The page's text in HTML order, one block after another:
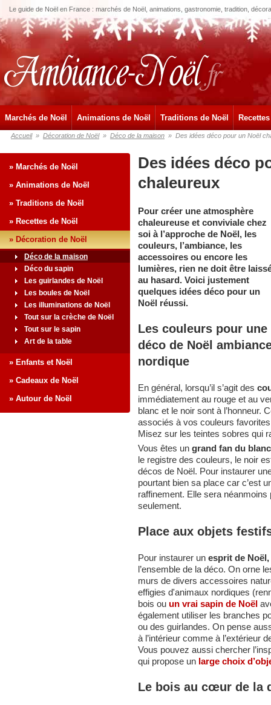
Le guide de Noël en France : marchés de Noël, animations, gastronomie, tradition,
Marchés de Noël Animations de Noël Traditions de Noël
Accueil » Décoration de Noël » Déco de la maison » Des idées déco pour un Noël
Des idées déco
chaleureux
Pour créer une atmosphère
chaleureuse et conviviale chez
soi à l’approche de Noël, les
couleurs, l’ambiance, les
accessoires ou encore les
lumières, rien ne doit être
au hasard. Voici justement
quelques idées déco pour un
Noël réussi.
Les couleurs pour une
déco de Noël
nordique
En général, lorsqu’il s’agit des
immédiatement au rouge et au
blanc et le noir sont à l’honneur.
associés à vos couleurs
Misez sur les teintes sobres qui
Vous êtes un grand fan du blanc
le registre des couleurs, le noir
décos de Noël. Pour instaurer
pourtant bien sa place car c’est
raffinement. Elle sera
seulement.
Place aux objets
Pour instaurer un esprit de Noël,
l’ensemble de la déco. On orne
murs de divers accessoires
effigies d'animaux nordiques
bois ou un vrai sapin de Noël
également utiliser les branches
ou des guirlandes. On pense
à l’intérieur comme à l’extérieur
Vous pouvez aussi chercher
qui propose un large choix
Le bois au cœur de la
» Marchés de Noël
» Animations de Noël
» Traditions de Noël
» Recettes de Noël
» Décoration de Noël
Déco de la maison
Déco du sapin
Les guirlandes de Noël
Les boules de Noël
Les illuminations de Noël
Tout sur la crèche de Noël
Tout sur le sapin
Art de la table
» Enfants et Noël
» Cadeaux de Noël
» Autour de Noël